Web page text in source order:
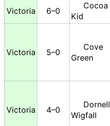
Victoria 6–0
Cocoa
Kid
Victoria 5–0
Cove
Green
Victoria 4–0
Dornell
Wigfall